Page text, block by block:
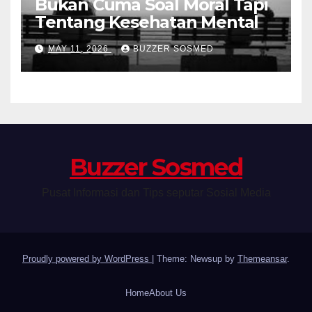
Bukan Cuma Soal Moral Tapi
Tentang Kesehatan Mental
MAY 11, 2026 BUZZER SOSMED
Buzzer Sosmed
Proudly powered by WordPress Theme: Newsup by Themeansar.
HomeAbout Us